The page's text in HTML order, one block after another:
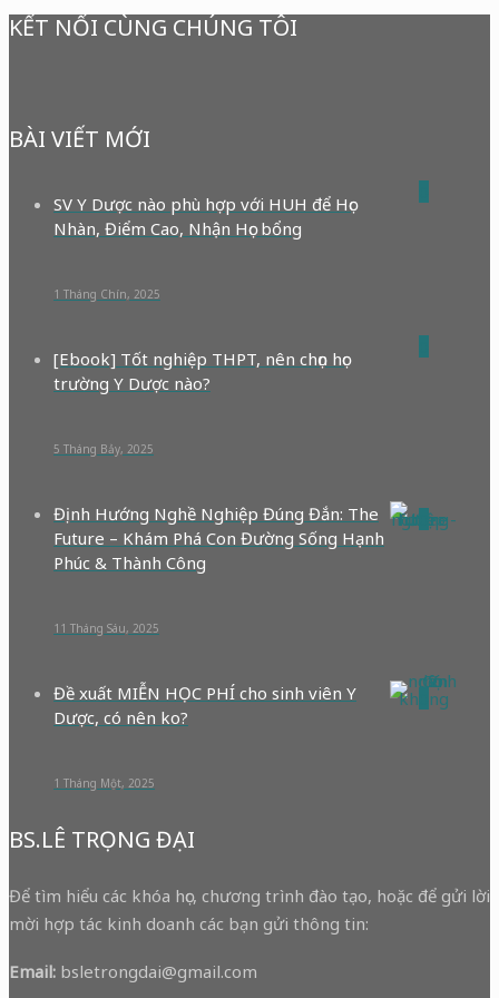
KẾT NỐI CÙNG CHÚNG TÔI
BÀI VIẾT MỚI
SV Y Dược nào phù hợp với HUH để Học
Nhàn, Điểm Cao, Nhận Học bổng
1 Tháng Chín, 2025
[Ebook] Tốt nghiệp THPT, nên chọn học
trường Y Dược nào?
5 Tháng Bảy, 2025
0
Định Hướng Nghề Nghiệp Đúng Đắn: The
Future – Khám Phá Con Đường Sống Hạnh
Phúc & Thành Công
11 Tháng Sáu, 2025
Đề xuất MIỄN HỌC PHÍ cho sinh viên Y
Dược, có nên ko?
1 Tháng Một, 2025
BS.LÊ TRỌNG ĐẠI
Để tìm hiểu các khóa học, chương trình đào tạo, hoặc để gửi lời
mời hợp tác kinh doanh các bạn gửi thông tin:
Email: bsletrongdai@gmail.com